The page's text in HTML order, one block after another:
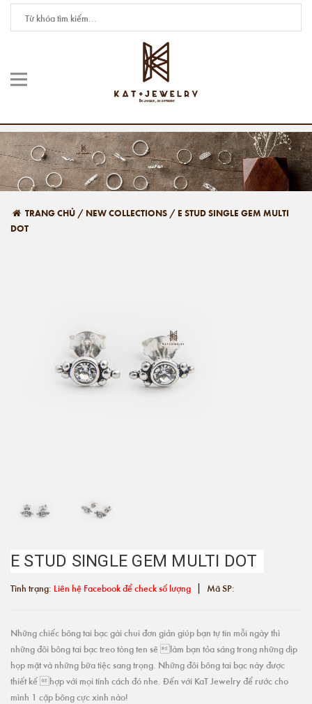
TRANG CHỦ / NEW COLLECTIONS / E STUD SINGLE GEM MULTI
DOT
E STUD SINGLE GEM MULTI DOT
Tình trạng: Liên hệ Facebook để check số lượng | Mã SP:
Những chiếc bông tai bạc gài chui đơn giản giúp bạn tự tin mỗi ngày thì
những đôi bông tai bạc treo tòng ten sẽ làm bạn tỏa sáng trong những dịp
họp mặt và những bữa tiệc sang trọng. Những đôi bông tai bạc này được
thiết kế hợp với mọi tính cách đó nhe. Đến với KaT Jewelry để rước cho
mình 1 cặp bông cực xinh nào!